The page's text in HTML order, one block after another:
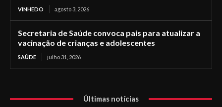
VINHEDO agosto 3, 2026
Secretaria de Saúde convoca pais para atualizar a
vacinação de crianças e adolescentes
SAÚDE julho 31, 2026
Últimas notícias